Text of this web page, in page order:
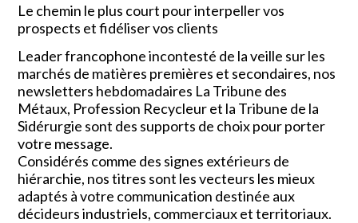
Le chemin le plus court pour interpeller vos
prospects et fidéliser vos clients
Leader francophone incontesté de la veille sur les
marchés de matières premières et secondaires, nos
newsletters hebdomadaires La Tribune des
Métaux, Profession Recycleur et la Tribune de la
Sidérurgie sont des supports de choix pour porter
votre message.
Considérés comme des signes extérieurs de
hiérarchie, nos titres sont les vecteurs les mieux
adaptés à votre communication destinée aux
décideurs industriels, commerciaux et territoriaux.